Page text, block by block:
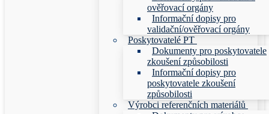
ověřovací orgány
Informační dopisy pro
validační/ověřovací orgány
Poskytovatelé PT
Dokumenty pro poskytovatele
zkoušení způsobilosti
Informační dopisy pro
poskytovatele zkoušení
způsobilosti
Výrobci referenčních materiálů